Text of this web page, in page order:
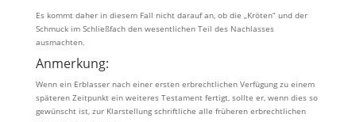
Es kommt daher in diesem Fall nicht darauf an, ob die „Kröten“ und der
Schmuck im Schließfach den wesentlichen Teil des Nachlasses
ausmachten.
Anmerkung:
Wenn ein Erblasser nach einer ersten erbrechtlichen Verfügung zu einem
späteren Zeitpunkt ein weiteres Testament fertigt, sollte er, wenn dies so
gewünscht ist, zur Klarstellung schriftliche alle früheren erbrechtlichen